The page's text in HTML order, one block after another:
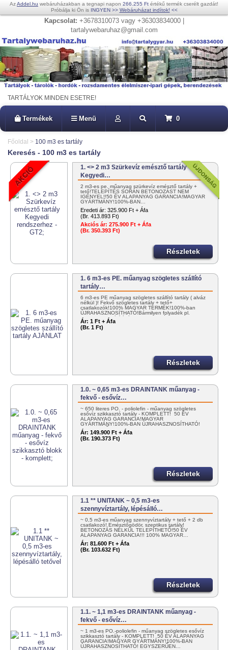
AzAddel.hu webáruházakban a tegnapi napon 266.255 Ft értékű termék cserélt gazdát!
Próbálja ki Ön is INGYEN >> Webáruházat indítok! <<
Kapcsolat: +3678310073 vagy +36303834000 |
tartalywebaruhaz@gmail.com
TARTÁLYOK MINDEN ESETRE!
Termékek Menü 0
Főoldal > 100 m3 es tartály
Keresés - 100 m3 es tartály
1. <> 2 m3 Szürkevíz emésztő tartály
Kegyedi…
2 m3-es pe. műanyag szürkevíz emésztő tartály +
tető!TELEPÍTÉS SORÁN BETONOZÁST NEM
IGÉNYEL!!50 ÉV ALAPANYAG GARANCIA!MAGYAR
GYÁRTMÁNY!100%-BAN…
Eredeti ár: 325.900 Ft + Áfa
(Br. 413.893 Ft)
Akciós ár: 275.900 Ft + Áfa
(Br. 350.393 Ft)
Részletek
1. 6 m3-es PE. műanyag szögletes szállító
tartály…
6 m3-es PE műanyag szögletes szállító tartály ( alváz
nélkül )! Fekvő szögletes tartály + tető+
csatlakozók!100% MAGYAR TERMÉK!100%-ban
ÚJRAHASZNOSÍTHATÓ!Bármilyen folyadék pl.
NITROSOL szállítására! KEDVEZMÉNYES…
Ár: 1 Ft + Áfa
(Br. 1 Ft)
Részletek
1.0. ~ 0,65 m3-es DRAINTANK műanyag -
fekvő - esővíz…
~ 650 literes PO. - poliolefin - műanyag szögletes
esővíz szikkasztó tartály - KOMPLETT! 50 ÉV
ALAPANYAG GARANCIA!MAGYAR
GYÁRTMÁNY!100%-BAN ÚJRAHASZNOSÍTHATÓ!
EGYSZERŰEN…
Ár: 149.900 Ft + Áfa
(Br. 190.373 Ft)
Részletek
1.1 ** UNITANK ~ 0,5 m3-es
szennyvíztartály, lépésálló…
~ 0,5 m3-es műanyag szennyvíztartály + tető + 2 db
csatlakozó! Emésztőgödör, szeptikus tartály!
BETONOZÁS NÉLKÜL TELEPÍTHETŐ!50 ÉV
ALAPANYAG GARANCIA!!! 100% MAGYAR…
Ár: 81.600 Ft + Áfa
(Br. 103.632 Ft)
Részletek
1.1. ~ 1,1 m3-es DRAINTANK műanyag -
fekvő - esővíz…
~ 1 m3-es PO.-poliolefin - műanyag szögletes esővíz
szikkasztó tartály - KOMPLETT! 50 ÉV ALAPANYAG
GARANCIA!MAGYAR GYÁRTMÁNY!100%-BAN
ÚJRAHASZNOSÍTHATÓ! EGYSZERŰEN…